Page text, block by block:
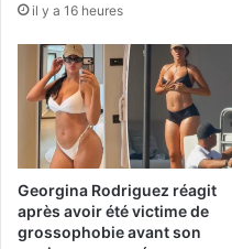
il y a 16 heures
Georgina Rodriguez réagit
après avoir été victime de
grossophobie avant son